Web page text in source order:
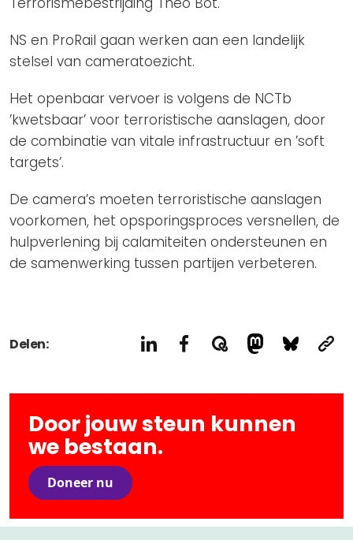
NS en ProRail gaan werken aan een landelijk
stelsel van cameratoezicht.
Het openbaar vervoer is volgens de NCTb
’kwetsbaar’ voor terroristische aanslagen, door
de combinatie van vitale infrastructuur en ’soft
targets’.
De camera’s moeten terroristische aanslagen
voorkomen, het opsporingsproces versnellen, de
hulpverlening bij calamiteiten ondersteunen en
de samenwerking tussen partijen verbeteren.
Delen:
Door jouw steun kunnen
we bestaan.
Doneer nu